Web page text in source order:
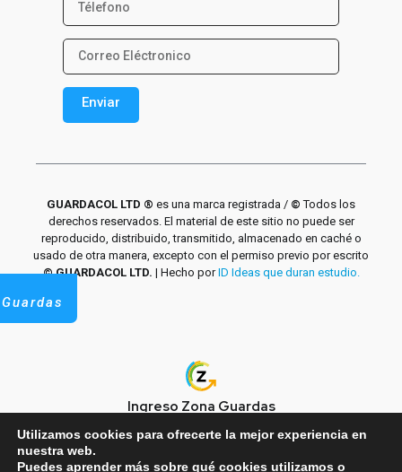
Enviar
GUARDACOL LTD ® es una marca registrada / © Todos los
derechos reservados. El material de este sitio no puede ser
reproducido, distribuido, transmitido, almacenado en caché o
usado de otra manera, excepto con el permiso previo por escrito
© GUARDACOL LTD. | Hecho porID Ideas que duran estudio.
Ingreso Zona Guardas
Utilizamos cookies para ofrecerte la mejor experiencia en
nuestra web.
Puedes aprender más sobre qué cookies utilizamos o